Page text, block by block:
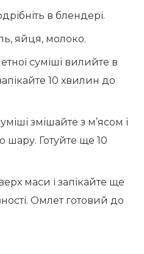
в блендері.
яйця, молоко.
суміші вилийте в
10 хвилин до
змішайте з м’ясом і
шару. Готуйте ще 10
маси і запікайте ще
Омлет готовий до